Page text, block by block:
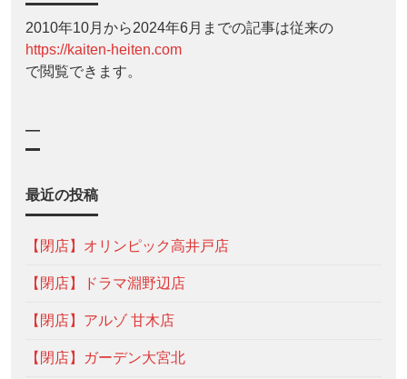
2010年10月から2024年6月までの記事は従来の
https://kaiten-heiten.com
で閲覧できます。
—
最近の投稿
【閉店】オリンピック高井戸店
【閉店】ドラマ淵野辺店
【閉店】アルゾ 甘木店
【閉店】ガーデン大宮北